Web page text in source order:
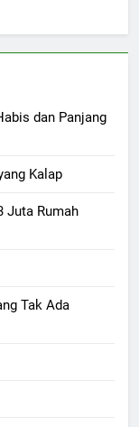
dan Panjang
Kalap
Juta Rumah
Tak Ada